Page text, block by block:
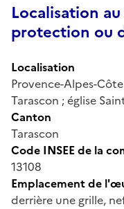
Localisation
protection ou
Localisation
Provence-Alpes-
Tarascon ; église
Canton
Tarascon
Code INSEE de la
13108
Emplacement de
derrière une grille,